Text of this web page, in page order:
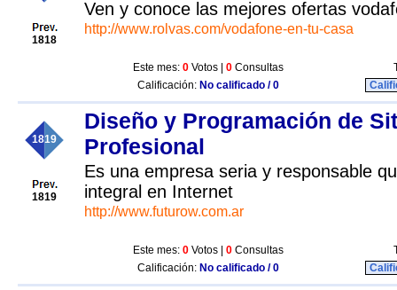
1818
Ven y conoce las mejores ofertas
http://www.rolvas.com/vodafone-en-tu-casa
Este mes: 0 Votos | 0 Consultas
Calificación: No calificado / 0
1819
1819
Diseño y Programación de
Profesional
Es una empresa seria y responsable
integral en Internet
http://www.futurow.com.ar
Este mes: 0 Votos | 0 Consultas
Calificación: No calificado / 0